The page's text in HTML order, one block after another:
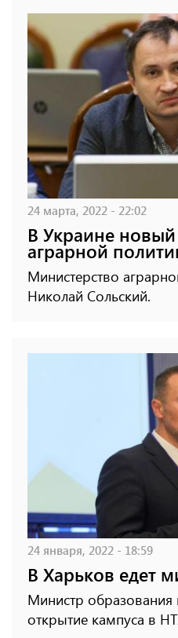
24 марта, 2022 - 22:02
В Украине
аграрной
Министерство
Николай Сольский.
24 января, 2022 - 18:59
В Харьков едет
Министр образования
открытие кампуса в